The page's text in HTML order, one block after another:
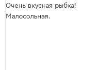
Очень вкусная рыбка!
Малосольная.